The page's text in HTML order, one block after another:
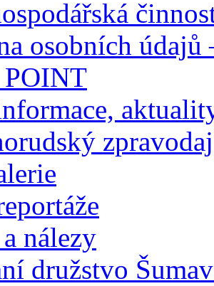
osobních údajů
POINT
zpravodaj
nálezy
družstvo